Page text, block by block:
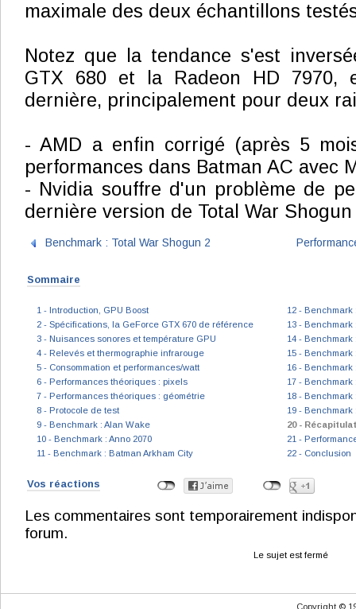
maximale des deux échantillons
Notez que la tendance s'est
GTX 680 et la Radeon HD 7970,
dernière, principalement pour deux
- AMD a enfin corrigé (après 5
performances dans Batman AC avec
- Nvidia souffre d'un problème de
dernière version de Total War Shogun
Benchmark : Total War Shogun 2
Sommaire
1 - Introduction, GPU Boost
2 - Spécifications, la GeForce GTX 670 de référence
3 - Nuisances sonores et température GPU
4 - Relevés et thermographie infrarouge
5 - Consommation et performances/watt
6 - Performances théoriques : pixels
7 - Performances théoriques : géométrie
8 - Protocole de test
9 - Benchmark : Alan Wake
10 - Benchmark : Anno 2070
11 - Benchmark : Batman Arkham City
12 -
13 - Benchmark
14 - Benchmark
15 - Benchmark
16 - Benchmark
17 - Benchmark
18 -
19 - Benchmark
20 -
21 -
22 - Conclusion
Vos réactions
Les commentaires sont temporairement
forum.
Le sujet est fermé
Copyright ©